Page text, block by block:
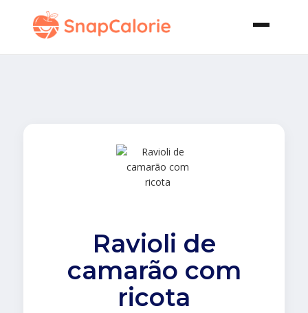
Ravioli de
camarão com
ricota